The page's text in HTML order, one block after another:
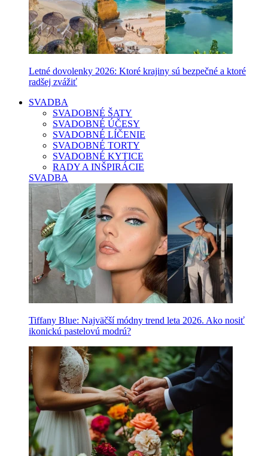
Letné dovolenky 2026: Ktoré krajiny sú bezpečné a ktoré
radšej zvážiť
SVADBA
SVADOBNÉ ŠATY
SVADOBNÉ ÚČESY
SVADOBNÉ LÍČENIE
SVADOBNÉ TORTY
SVADOBNÉ KYTICE
RADY A INŠPIRÁCIE
SVADBA
Tiffany Blue: Najväčší módny trend leta 2026. Ako nosiť
ikonickú pastelovú modrú?